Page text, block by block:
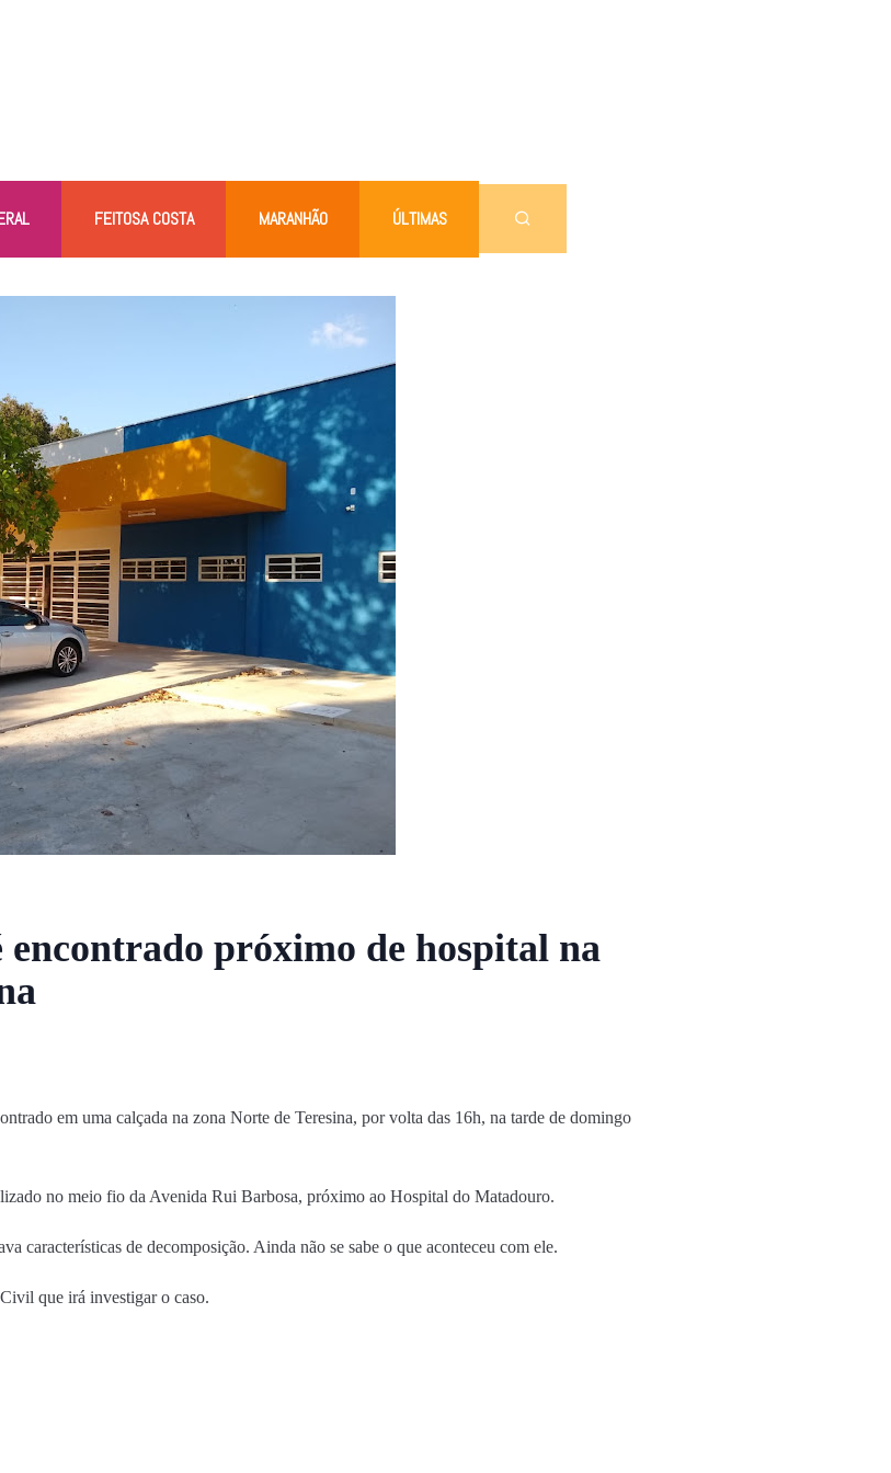
FEITOSA COSTA MARANHÃO ÚLTIMAS
encontrado próximo de hospital na
em uma calçada na zona Norte de Teresina, por volta das 16h, na tarde de domingo
no meio fio da Avenida Rui Barbosa, próximo ao Hospital do Matadouro.
características de decomposição. Ainda não se sabe o que aconteceu com ele.
que irá investigar o caso.